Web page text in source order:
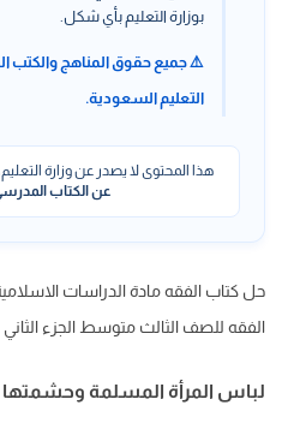
بوزارة التعليم بأي شكل.
⚠️ جميع حقوق المناهج والكتب
التعليم السعودية.
هذا المحتوى لا يصدر عن وزارة
عن الكتاب
الفقه للصف الثالث متوسط الجزء
لباس المرأة المسلمة وحشمتها